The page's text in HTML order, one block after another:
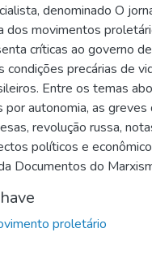
denominado O
dos movimentos
críticas ao governo
condições precárias de
Entre os temas
por autonomia, as greves
revolução russa,
políticos e
Documentos do
proletário